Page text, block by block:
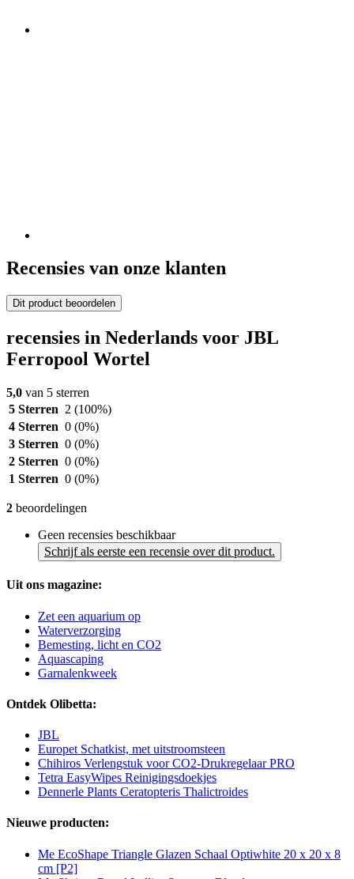
Recensies van onze klanten
Dit product beoordelen
recensies in Nederlands voor JBL
Ferropool Wortel
5,0 van 5 sterren
5 Sterren 2 (100%)
4 Sterren 0 (0%)
3 Sterren 0 (0%)
2 Sterren 0 (0%)
1 Sterren 0 (0%)
2 beoordelingen
Geen recensies beschikbaar
Schrijf als eerste een recensie over dit product.
Uit ons magazine:
Zet een aquarium op
Waterverzorging
Bemesting, licht en CO2
Aquascaping
Garnalenkweek
Ontdek Olibetta:
JBL
Europet Schatkist, met uitstroomsteen
Chihiros Verlengstuk voor CO2-Drukregelaar PRO
Tetra EasyWipes Reinigingsdoekjes
Dennerle Plants Ceratopteris Thalictroides
Nieuwe producten:
Me EcoShape Triangle Glazen Schaal Optiwhite 20 x 20 x 8
cm [P2]